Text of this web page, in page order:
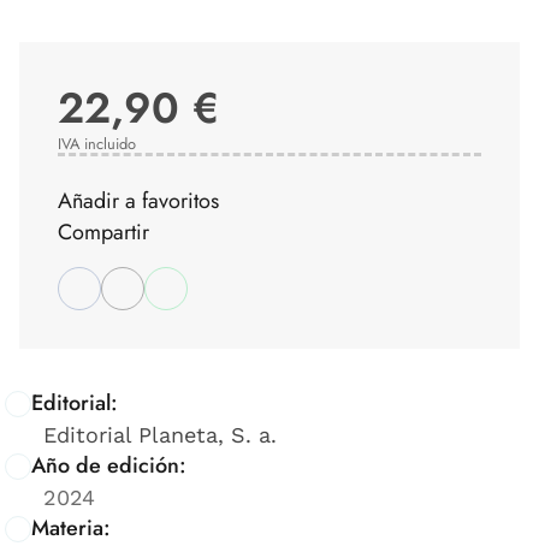
Editorial:
Editorial Planeta, S. a.
Año de edición:
2024
Materia:
22,90 €
IVA incluido
Añadir a favoritos
Compartir